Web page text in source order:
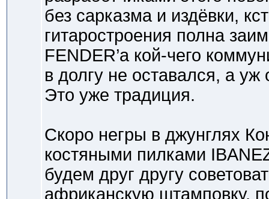
без сарказма и издёвки,
гитаростроения полна
FENDER’а кой-чего
в долгу не оставался, а
Это уже традиция.
Скоро негры в джунглях
костяными пилками
будем друг другу
африканскую штамповку,